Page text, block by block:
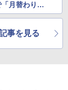
月替わりマ
ベセール」
事を見る